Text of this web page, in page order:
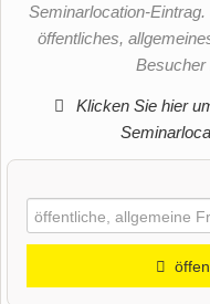
Seminarlocation-
öffentliches,
Besucher
Klicken Sie hier